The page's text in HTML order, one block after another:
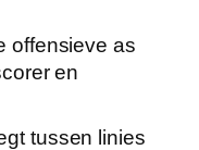
offensieve as
en
tussen linies